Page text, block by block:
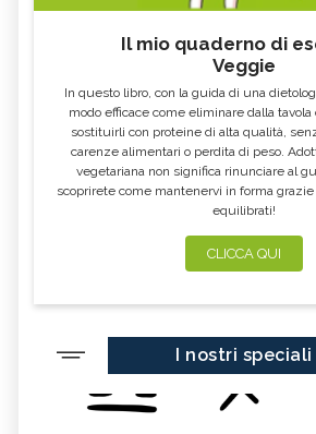
Il mio quaderno di
Veggie
In questo libro, con la guida di una
modo efficace come eliminare dalla
sostituirli con proteine di alta qualità,
carenze alimentari o perdita di peso.
vegetariana non significa rinunciare al
scoprirete come mantenervi in forma
equilibrati!
CLICCA QUI
I nostri speciali